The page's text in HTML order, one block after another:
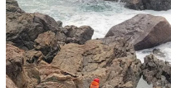
Hội đồng Vàng Thế giới cho biết
dự trữ vàng thêm 337 tấn trong ba
9/2023, con số này lớn hơn ước tính
của Hội đồng.